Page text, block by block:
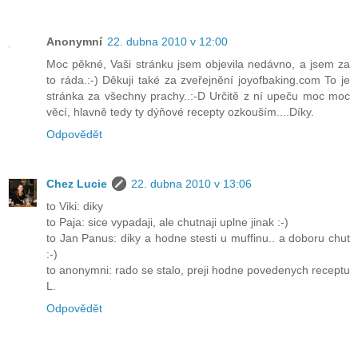
Anonymní 22. dubna 2010 v 12:00
Moc pěkné, Vaši stránku jsem objevila nedávno, a jsem za
to ráda.:-) Děkuji také za zveřejnění joyofbaking.com To je
stránka za všechny prachy..:-D Určitě z ní upeču moc moc
věcí, hlavně tedy ty dýňové recepty ozkouším....Díky.
Odpovědět
Chez Lucie
22. dubna 2010 v 13:06
to Viki: diky
to Paja: sice vypadaji, ale chutnaji uplne jinak :-)
to Jan Panus: diky a hodne stesti u muffinu.. a doboru chut
:-)
to anonymni: rado se stalo, preji hodne povedenych receptu
L.
Odpovědět